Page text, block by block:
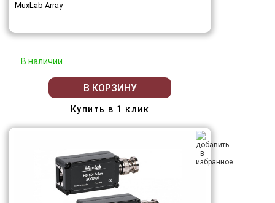
MuxLab Array
В наличии
В КОРЗИНУ
Купить в 1 клик